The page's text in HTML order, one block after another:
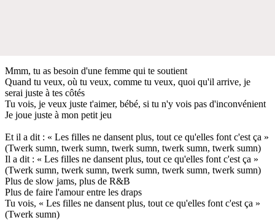
Mmm, tu as besoin d'une femme qui te soutient
Quand tu veux, où tu veux, comme tu veux, quoi qu'il arrive, je
serai juste à tes côtés
Tu vois, je veux juste t'aimer, bébé, si tu n'y vois pas d'inconvénient
Je joue juste à mon petit jeu
Et il a dit : « Les filles ne dansent plus, tout ce qu'elles font c'est ça »
(Twerk sumn, twerk sumn, twerk sumn, twerk sumn, twerk sumn)
Il a dit : « Les filles ne dansent plus, tout ce qu'elles font c'est ça »
(Twerk sumn, twerk sumn, twerk sumn, twerk sumn, twerk sumn)
Plus de slow jams, plus de R&B
Plus de faire l'amour entre les draps
Tu vois, « Les filles ne dansent plus, tout ce qu'elles font c'est ça »
(Twerk sumn)